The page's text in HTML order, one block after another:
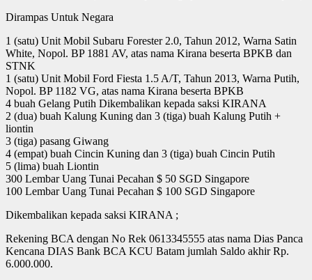
Dirampas Untuk Negara
1 (satu) Unit Mobil Subaru Forester 2.0, Tahun 2012, Warna Satin
White, Nopol. BP 1881 AV, atas nama Kirana beserta BPKB dan
STNK
1 (satu) Unit Mobil Ford Fiesta 1.5 A/T, Tahun 2013, Warna Putih,
Nopol. BP 1182 VG, atas nama Kirana beserta BPKB
4 buah Gelang Putih Dikembalikan kepada saksi KIRANA
2 (dua) buah Kalung Kuning dan 3 (tiga) buah Kalung Putih +
liontin
3 (tiga) pasang Giwang
4 (empat) buah Cincin Kuning dan 3 (tiga) buah Cincin Putih
5 (lima) buah Liontin
300 Lembar Uang Tunai Pecahan $ 50 SGD Singapore
100 Lembar Uang Tunai Pecahan $ 100 SGD Singapore
Dikembalikan kepada saksi KIRANA ;
Rekening BCA dengan No Rek 0613345555 atas nama Dias Panca
Kencana DIAS Bank BCA KCU Batam jumlah Saldo akhir Rp.
6.000.000.